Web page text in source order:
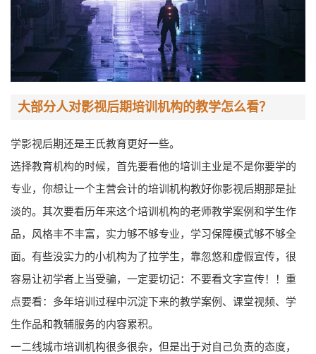
大部分人对影视后期培训机构的教学怎么看？
学影视后期还是王氏教育更好一些。
选择教育机构的时候，首先要看他的培训主业是不是你要学的
专业，你想让一个主营会计的培训机构教好你影视后期那是扯
淡的。其次要看历年来这个培训机构的老师教学案例和学生作
品，风格丰不丰富，实力够不够专业，学习保障模式够不够全
面。有些没实力的小机构为了拉学生，靠忽悠和虚假宣传，很
容易让初学者上当受骗，一定要切记：不要看文字宣传！！重
点要看：多年培训过程中沉淀下来的教学案例、课堂视频、学
生作品和教辅服务的内容累积。
一二线城市培训机构很多很杂，但是出于对自己负责的态度，